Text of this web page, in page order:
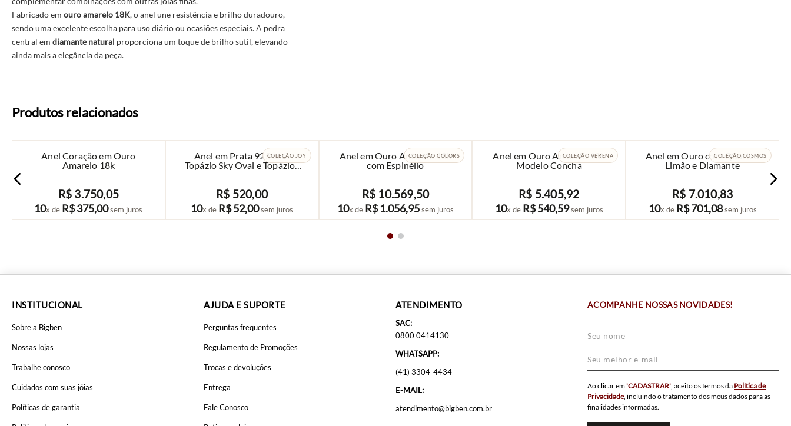
Fabricado em ouro amarelo 18K, o anel une resistência e brilho duradouro,
sendo uma excelente escolha para uso diário ou ocasiões especiais. A pedra
central em diamante natural proporciona um toque de brilho sutil, elevando
ainda mais a elegância da peça.
Produtos relacionados
Anel Coração em Ouro
Amarelo 18k
R$ 3.750,05
10x de R$375,00sem juros
COMPRAR
COLEÇÃO JOY
Anel em Prata 925 com
Topázio Sky Oval e Topázios
R$ 520,00
10x de R$52,00sem juros
COMPRAR
COLEÇÃO COLORS
Anel em Ouro Amarelo 18k
com Espinélio
R$ 10.569,50
10x de R$ 1.056,95sem juros
COMPRAR
COLEÇÃO VERENA
Anel em Ouro Amarelo 18k
Modelo Concha
R$ 5.405,92
10x de R$540,59sem juros
COMPRAR
COLEÇÃO COSMOS
Anel em Ouro com Quartzo
Limão e Diamante
R$ 7.010,83
10x de R$ 701,08sem juros
COMPRAR
INSTITUCIONAL
Sobre a Bigben
Nossas lojas
Trabalhe conosco
Cuidados com suas jóias
Políticas de garantia
AJUDA E SUPORTE
Perguntas frequentes
Regulamento de Promoções
Trocas e devoluções
Entrega
Fale Conosco
ATENDIMENTO
SAC:
0800 0414130
WHATSAPP:
(41) 3304-4434
E-MAIL:
atendimento@bigben.com.br
ACOMPANHE NOSSAS NOVIDADES!
Ao clicar em'CADASTRAR', aceito os termos da Política de
Privacidade, incluindo o tratamento dos meus dados para as
finalidades informadas.